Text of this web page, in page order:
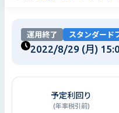
運用終了 スタンダード
2022/8/29 (月)
予定利回り
(年率税引前)